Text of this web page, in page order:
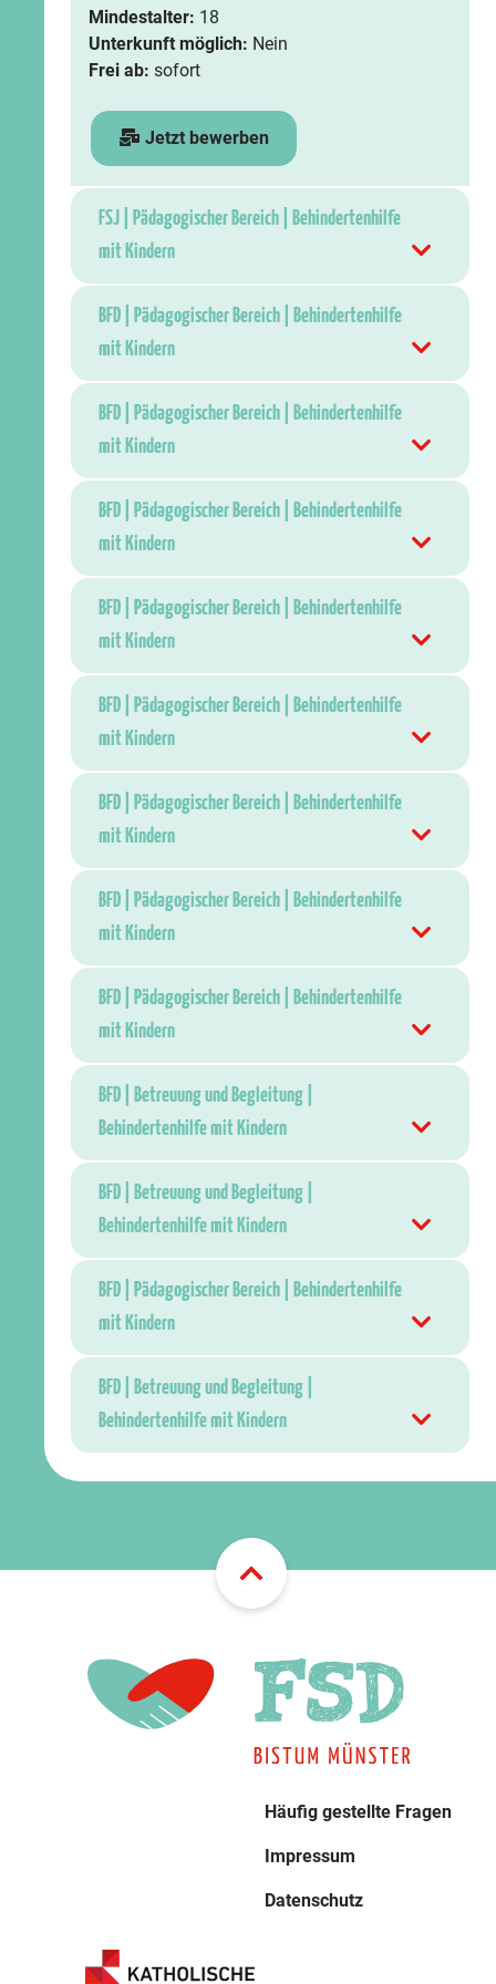
Mindestalter: 18
Unterkunft möglich: Nein
Frei ab: sofort
Jetzt bewerben
FSJ | Pädagogischer Bereich | Behindertenhilfe
mit Kindern
BFD | Pädagogischer Bereich | Behindertenhilfe
mit Kindern
BFD | Pädagogischer Bereich | Behindertenhilfe
mit Kindern
BFD | Pädagogischer Bereich | Behindertenhilfe
mit Kindern
BFD | Pädagogischer Bereich | Behindertenhilfe
mit Kindern
BFD | Pädagogischer Bereich | Behindertenhilfe
mit Kindern
BFD | Pädagogischer Bereich | Behindertenhilfe
mit Kindern
BFD | Pädagogischer Bereich | Behindertenhilfe
mit Kindern
BFD | Pädagogischer Bereich | Behindertenhilfe
mit Kindern
BFD | Betreuung und Begleitung |
Behindertenhilfe mit Kindern
BFD | Betreuung und Begleitung |
Behindertenhilfe mit Kindern
BFD | Pädagogischer Bereich | Behindertenhilfe
mit Kindern
BFD | Betreuung und Begleitung |
Behindertenhilfe mit Kindern
Häufig gestellte Fragen
Impressum
Datenschutz